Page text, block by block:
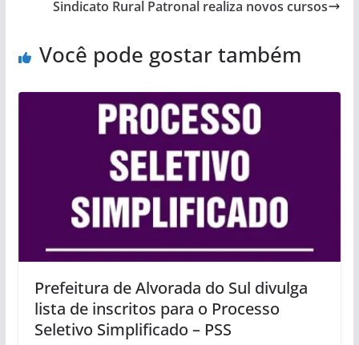
Sindicato Rural Patronal realiza novos cursos
Você pode gostar também
Prefeitura de Alvorada do Sul divulga
lista de inscritos para o Processo
Seletivo Simplificado – PSS